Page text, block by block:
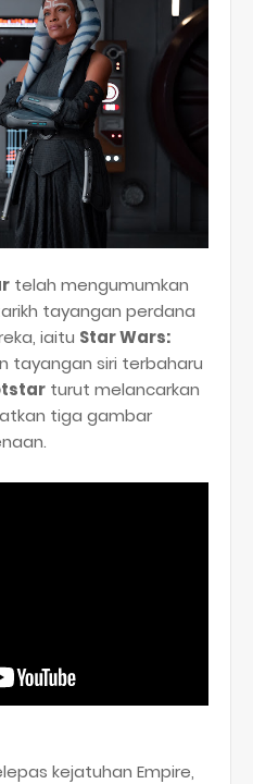
telah mengumumkan
tayangan perdana
iaitu Star Wars:
tayangan siri terbaharu
turut melancarkan
tiga gambar
kejatuhan Empire,